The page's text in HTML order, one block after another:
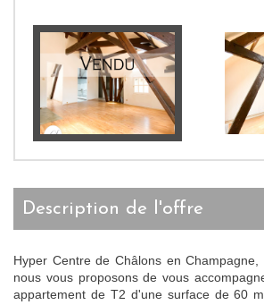
description de l'offre
Hyper Centre de Châlons en Champagne,
nous vous proposons de vous
appartement de T2 d'une surface de 60